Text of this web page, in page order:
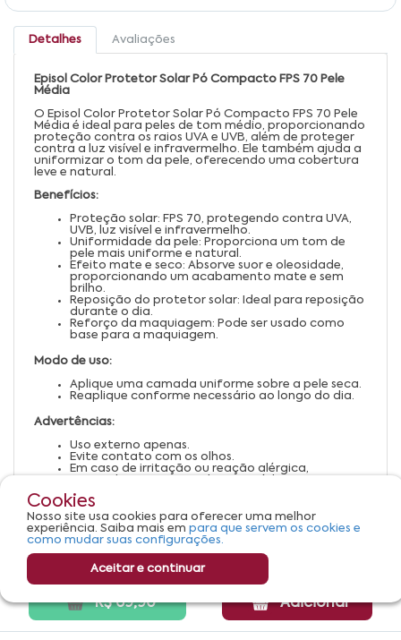
R$ 69,90 Adicionar
Detalhes Avaliações
Episol Color Protetor Solar Pó Compacto FPS 70 Pele
Média
O Episol Color Protetor Solar Pó Compacto FPS 70 Pele
Média é ideal para peles de tom médio, proporcionando
proteção contra os raios UVA e UVB, além de proteger
contra a luz visível e infravermelho. Ele também ajuda a
uniformizar o tom da pele, oferecendo uma cobertura
leve e natural.
Benefícios:
Proteção solar: FPS 70, protegendo contra UVA,
UVB, luz visível e infravermelho.
Uniformidade da pele: Proporciona um tom de
pele mais uniforme e natural.
Efeito mate e seco: Absorve suor e oleosidade,
proporcionando um acabamento mate e sem
brilho.
Reposição do protetor solar: Ideal para reposição
durante o dia.
Reforço da maquiagem: Pode ser usado como
base para a maquiagem.
Modo de uso:
Aplique uma camada uniforme sobre a pele seca.
Reaplique conforme necessário ao longo do dia.
Advertências:
Uso externo apenas.
Evite contato com os olhos.
Em caso de irritação ou reação alérgica,
Mantenha fora do alcance de crianças.
Armazene em local fresco e seco, longe da luz
solar direta.
Cookies
Nosso site usa cookies para oferecer uma melhor
experiência. Saiba mais em para que servem os cookies e
como mudar suas configurações.
Aceitar e continuar